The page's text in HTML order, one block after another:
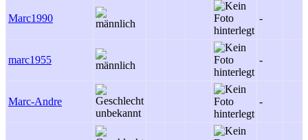
Marc1990 -
marc1955 -
Marc-Andre -